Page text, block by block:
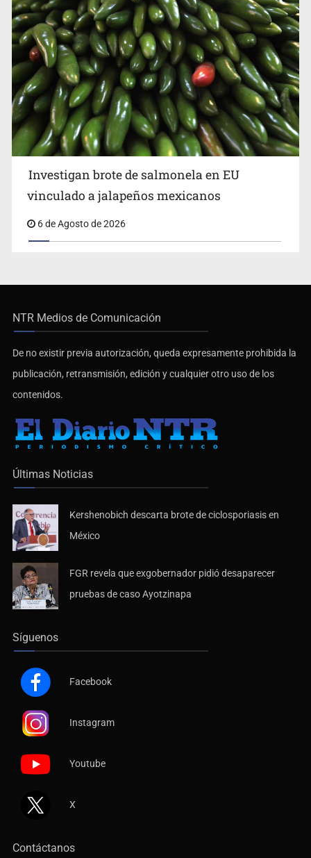
Investigan brote de salmonela en EU
vinculado a jalapeños mexicanos
6 de Agosto de 2026
NTR Medios de Comunicación
De no existir previa autorización, queda expresamente prohibida la
publicación, retransmisión, edición y cualquier otro uso de los
contenidos.
Últimas Noticias
Kershenobich descarta brote de ciclosporiasis en
México
FGR revela que exgobernador pidió desaparecer
pruebas de caso Ayotzinapa
Síguenos
Facebook
Instagram
Youtube
X
Contáctanos